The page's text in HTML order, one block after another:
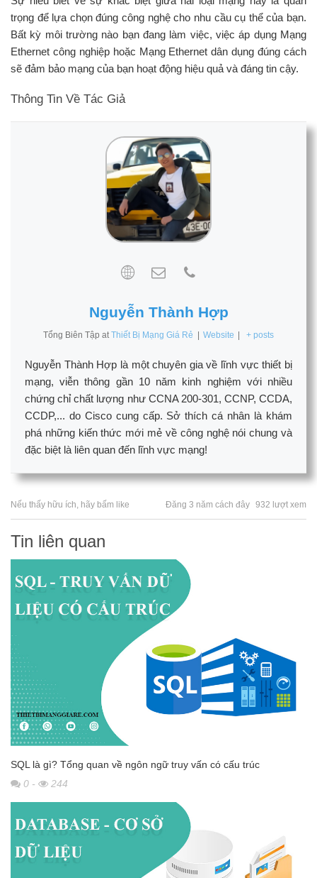
trọng để lựa chọn đúng công nghệ cho nhu cầu cụ thể của bạn.
Bất kỳ môi trường nào bạn đang làm việc, việc áp dụng Mạng
Ethernet công nghiệp hoặc Mạng Ethernet dân dụng đúng cách
sẽ đảm bảo mạng của bạn hoạt động hiệu quả và đáng tin cậy.
Thông Tin Về Tác Giả
Nguyễn Thành Hợp
Tổng Biên Tập at Thiết Bị Mạng Giá Rẻ Website + posts
Nguyễn Thành Hợp là một chuyên gia về lĩnh vực thiết bị
mạng, viễn thông gần 10 năm kinh nghiệm với nhiều
chứng chỉ chất lượng như CCNA 200-301, CCNP, CCDA,
CCDP,... do Cisco cung cấp. Sở thích cá nhân là khám
phá những kiến thức mới mẻ về công nghệ nói chung và
đặc biệt là liên quan đến lĩnh vực mạng!
Nếu thấy hữu ích, hãy bấm like Đăng 3 năm cách đây 932 lượt xem
Tin liên quan
SQL là gì? Tổng quan về ngôn ngữ truy vấn có cấu trúc
0 - 244